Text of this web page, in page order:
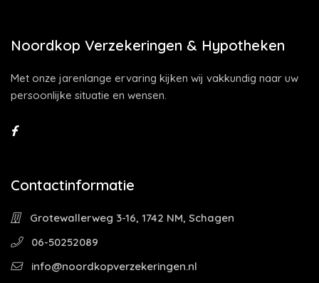
Noordkop Verzekeringen & Hypotheken
Met onze jarenlange ervaring kijken wij vakkundig naar uw
persoonlijke situatie en wensen.
Contactinformatie
Grotewallerweg 3-16, 1742 NM, Schagen
06-50252089
info@noordkopverzekeringen.nl